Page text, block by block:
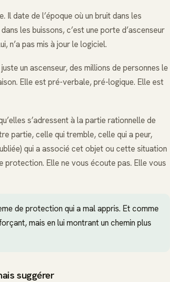
Il date de l’époque où un bruit dans les
les buissons, c’est une porte d’ascenseur
n’a pas mis à jour le logiciel.
un ascenseur, des millions de personnes le
Elle est pré-verbale, pré-logique. Elle est
s’adressent à la partie rationnelle de
partie, celle qui tremble, celle qui a peur,
qui a associé cet objet ou cette situation
Elle ne vous écoute pas. Elle vous
de protection qui a mal appris. Et comme
mais en lui montrant un chemin plus
suggérer